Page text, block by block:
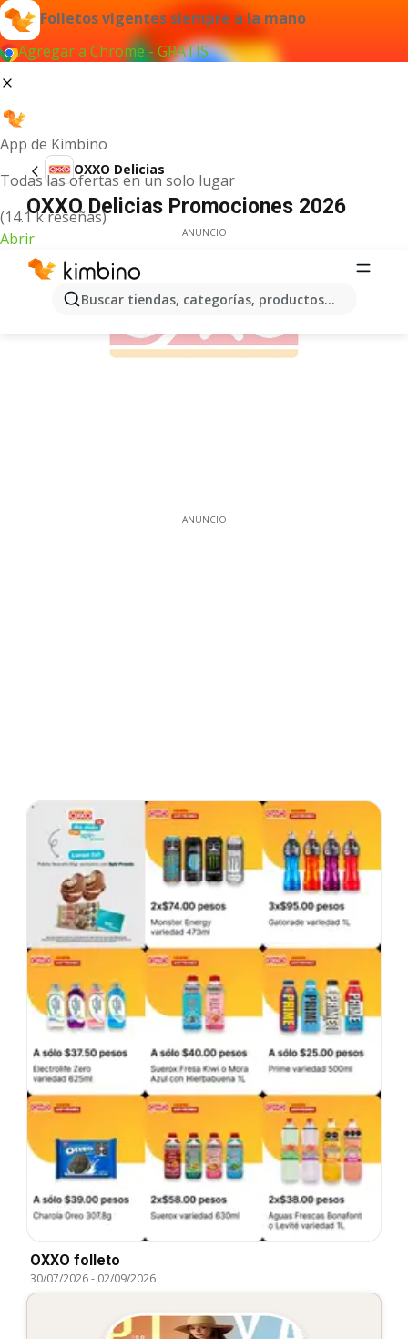
Folletos vigentes siempre a la mano
Agregar a Chrome - GRATIS
App de Kimbino
Todas las ofertas en un solo lugar
(14.1 k reseñas)
Abrir
Buscar tiendas, categorías, productos...
OXXO Delicias
OXXO Delicias Promociones 2026
ANUNCIO
ANUNCIO
OXXO folleto
30/07/2026- 02/09/2026